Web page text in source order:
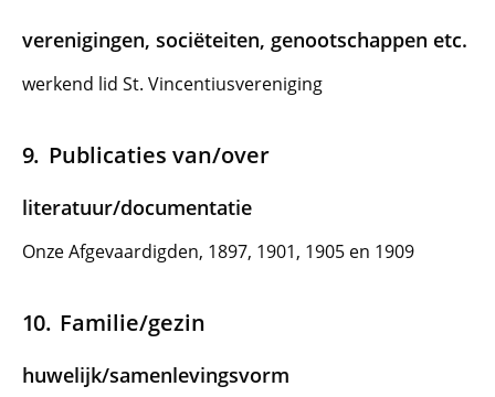
verenigingen, sociëteiten, genootschappen etc.
werkend lid St. Vincentiusvereniging
Publicaties van/over
literatuur/documentatie
Onze Afgevaardigden, 1897, 1901, 1905 en 1909
Familie/gezin
huwelijk/samenlevingsvorm